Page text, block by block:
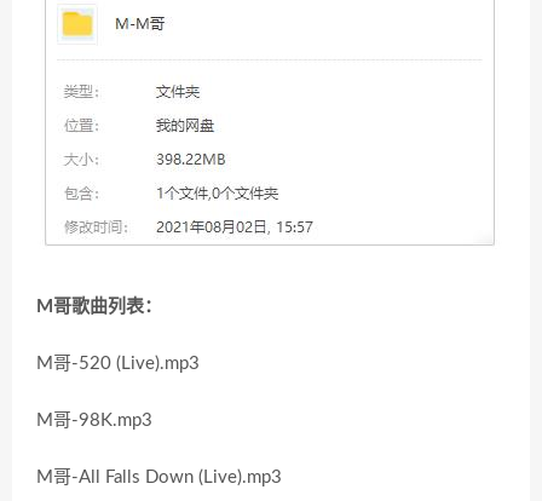
M哥歌曲列表：
M哥-520 (Live).mp3
M哥-98K.mp3
M哥-All Falls Down (Live).mp3